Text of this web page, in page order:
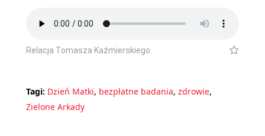
Relacja Tomasza Kaźmierskiego
Tagi: Dzień Matki, bezpłatne badania, zdrowie,
Zielone Arkady